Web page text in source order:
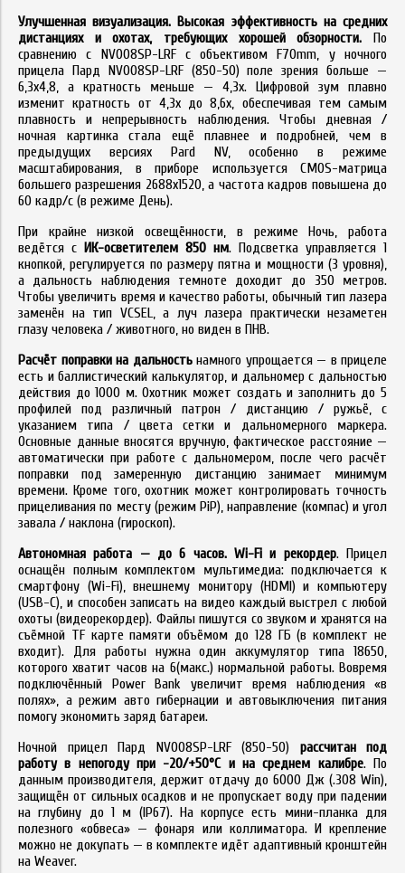
Улучшенная визуализация. Высокая эффективность на средних
дистанциях и охотах, требующих хорошей обзорности. По
сравнению с NV008SP-LRF с объективом F70mm, у ночного
прицела Пард NV008SP-LRF (850-50) поле зрения больше —
6,3x4,8, а кратность меньше — 4,3x. Цифровой зум плавно
изменит кратность от 4,3x до 8,6x, обеспечивая тем самым
плавность и непрерывность наблюдения. Чтобы дневная /
ночная картинка стала ещё плавнее и подробней, чем в
предыдущих версиях Pard NV, особенно в режиме
масштабирования, в приборе используется CMOS-матрица
большего разрешения 2688x1520, а частота кадров повышена до
60 кадр/с (в режиме День).
При крайне низкой освещённости, в режиме Ночь, работа
ведётся с ИК-осветителем 850 нм. Подсветка управляется 1
кнопкой, регулируется по размеру пятна и мощности (3 уровня),
а дальность наблюдения темноте доходит до 350 метров.
Чтобы увеличить время и качество работы, обычный тип лазера
заменён на тип VCSEL, а луч лазера практически незаметен
глазу человека / животного, но виден в ПНВ.
Расчёт поправки на дальностьнамного упрощается — в прицеле
есть и баллистический калькулятор, и дальномер с дальностью
действия до 1000 м. Охотник может создать и заполнить до 5
профилей под различный патрон / дистанцию / ружьё, с
указанием типа / цвета сетки и дальномерного маркера.
Основные данные вносятся вручную, фактическое расстояние —
автоматически при работе с дальномером, после чего расчёт
поправки под замеренную дистанцию занимает минимум
времени. Кроме того, охотник может контролировать точность
прицеливания по месту (режим PiP), направление (компас) и угол
завала / наклона (гироскоп).
Автономная работа — до 6 часов. Wi-Fi и рекордер. Прицел
оснащён полным комплектом мультимедиа: подключается к
смартфону (Wi-Fi), внешнему монитору (HDMI) и компьютеру
(USB-C), и способен записать на видео каждый выстрел с любой
охоты (видеорекордер). Файлы пишутся со звуком и хранятся на
съёмной TF карте памяти объёмом до 128 ГБ (в комплект не
входит). Для работы нужна один аккумулятор типа 18650,
которого хватит часов на 6(макс.) нормальной работы. Вовремя
подключённый Power Bank увеличит время наблюдения «в
полях», а режим авто гибернации и автовыключения питания
помогу экономить заряд батареи.
Ночной прицел Пард NV008SP-LRF (850-50) рассчитан под
работу в непогоду при -20/+50°C и на среднем калибре. По
данным производителя, держит отдачу до 6000 Дж (.308 Win),
защищён от сильных осадков и не пропускает воду при падении
на глубину до 1 м (IP67). На корпусе есть мини-планка для
полезного «обвеса» — фонаря или коллиматора. И крепление
можно не докупать — в комплекте идёт адаптивный кронштейн
на Weaver.